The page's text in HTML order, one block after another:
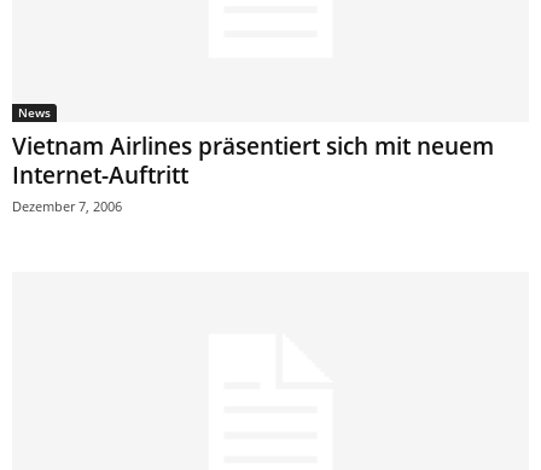
News
Vietnam Airlines präsentiert sich mit neuem
Internet-Auftritt
Dezember 7, 2006